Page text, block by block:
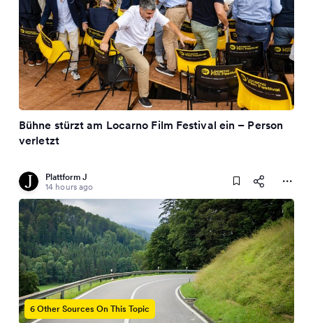
Bühne stürzt am Locarno Film Festival ein – Person
verletzt
Plattform J
14 hours ago
6 Other Sources On This Topic